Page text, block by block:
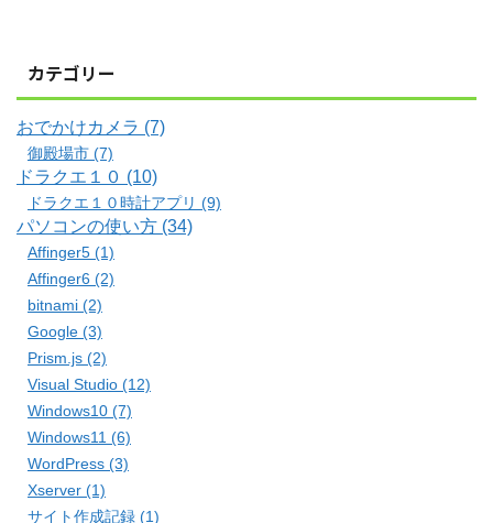
カテゴリー
おでかけカメラ (7)
御殿場市 (7)
ドラクエ１０ (10)
ドラクエ１０時計アプリ (9)
パソコンの使い方 (34)
Affinger5 (1)
Affinger6 (2)
bitnami (2)
Google (3)
Prism.js (2)
Visual Studio (12)
Windows10 (7)
Windows11 (6)
WordPress (3)
Xserver (1)
サイト作成記録 (1)